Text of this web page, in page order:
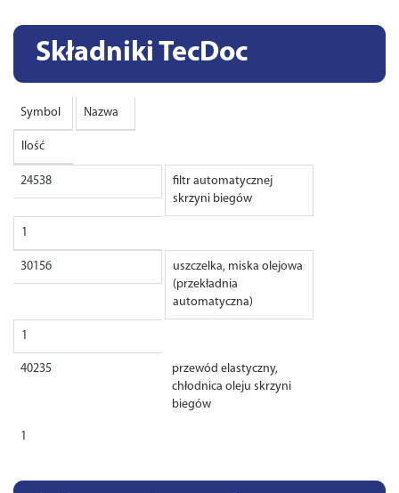
Składniki TecDoc
Symbol Nazwa
Ilość
24538
filtr automatycznej
skrzyni biegów
1
30156
uszczelka, miska olejowa
(przekładnia
automatyczna)
1
40235
przewód elastyczny,
chłodnica oleju skrzyni
biegów
1